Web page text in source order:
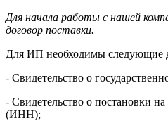
Для начала работы с нашей
договор поставки.
Для ИП необходимы следующие
- Свидетельство о
- Свидетельство о постановки
(ИНН);